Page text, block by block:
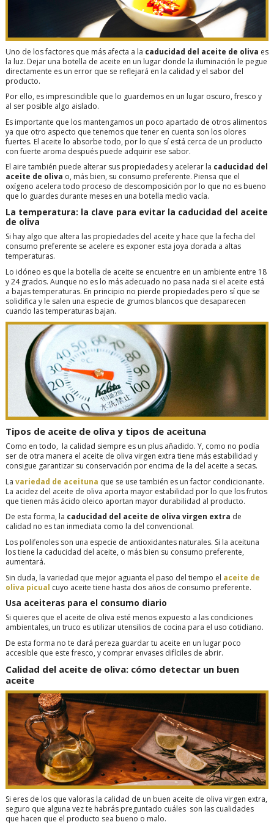
Uno de los factores que más afecta a la caducidad del aceite de oliva es
la luz. Dejar una botella de aceite en un lugar donde la iluminación le pegue
directamente es un error que se reflejará en la calidad y el sabor del
producto.
Por ello, es imprescindible que lo guardemos en un lugar oscuro, fresco y
al ser posible algo aislado.
Es importante que los mantengamos un poco apartado de otros alimentos
ya que otro aspecto que tenemos que tener en cuenta son los olores
fuertes. El aceite lo absorbe todo, por lo que sí está cerca de un producto
con fuerte aroma después puede adquirir ese sabor.
El aire también puede alterar sus propiedades y acelerar la caducidad del
aceite de oliva o, más bien, su consumo preferente. Piensa que el
oxígeno acelera todo proceso de descomposición por lo que no es bueno
que lo guardes durante meses en una botella medio vacía.
La temperatura: la clave para evitar la caducidad del aceite
de oliva
Si hay algo que altera las propiedades del aceite y hace que la fecha del
consumo preferente se acelere es exponer esta joya dorada a altas
temperaturas.
Lo idóneo es que la botella de aceite se encuentre en un ambiente entre 18
y 24 grados. Aunque no es lo más adecuado no pasa nada si el aceite está
a bajas temperaturas. En principio no pierde propiedades pero sí que se
solidifica y le salen una especie de grumos blancos que desaparecen
cuando las temperaturas bajan.
Tipos de aceite de oliva y tipos de aceituna
Como en todo, la calidad siempre es un plus añadido. Y, como no podía
ser de otra manera el aceite de oliva virgen extra tiene más estabilidad y
consigue garantizar su conservación por encima de la del aceite a secas.
La variedad de aceituna que se use también es un factor condicionante.
La acidez del aceite de oliva aporta mayor estabilidad por lo que los frutos
que tienen más ácido oleico aportan mayor durabilidad al producto.
De esta forma, la caducidad del aceite de oliva virgen extra de
calidad no es tan inmediata como la del convencional.
Los polifenoles son una especie de antioxidantes naturales. Si la aceituna
los tiene la caducidad del aceite, o más bien su consumo preferente,
aumentará.
Sin duda, la variedad que mejor aguanta el paso del tiempo el aceite de
oliva picual cuyo aceite tiene hasta dos años de consumo preferente.
Usa aceiteras para el consumo diario
Si quieres que el aceite de oliva esté menos expuesto a las condiciones
ambientales, un truco es utilizar utensilios de cocina para el uso cotidiano.
De esta forma no te dará pereza guardar tu aceite en un lugar poco
accesible que este fresco, y comprar envases difíciles de abrir.
Calidad del aceite de oliva: cómo detectar un buen
aceite
Si eres de los que valoras la calidad de un buen aceite de oliva virgen extra,
seguro que alguna vez te habrás preguntado cuáles son las cualidades
que hacen que el producto sea bueno o malo.